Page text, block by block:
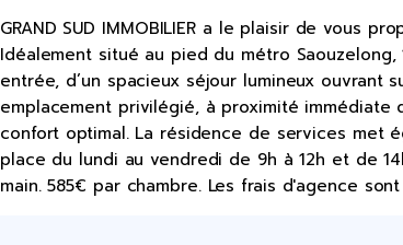
GRAND SUD IMMOBILIER a le plaisir de vous
Idéalement situé au pied du métro
entrée, d’un spacieux séjour lumineux ouvrant
emplacement privilégié, à proximité
confort optimal. La résidence de services met
place du lundi au vendredi de 9h à 12h et de
main. 585€ par chambre. Les frais d'agence